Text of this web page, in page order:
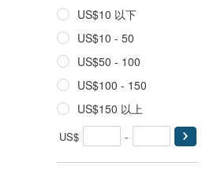
US$10 以下
US$10 - 50
US$50 - 100
US$100 - 150
US$150 以上
US$ -